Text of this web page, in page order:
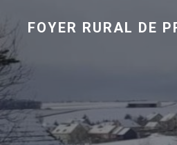
FOYER RURAL DE